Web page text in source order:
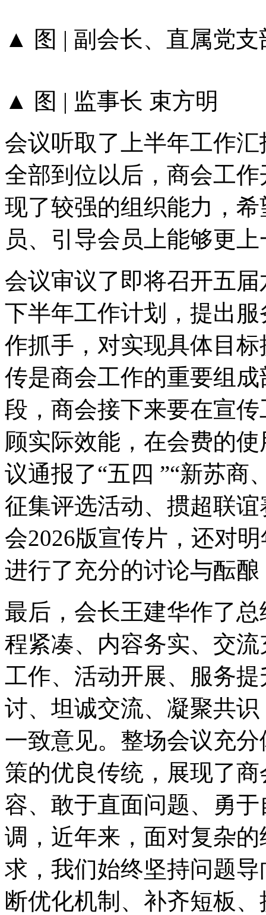
▲ 图 | 副会长、直属党支
▲ 图 | 监事长 束方明
会议听取了上半年工作
全部到位以后，商会工
现了较强的组织能力，
员、引导会员上能够更
会议审议了即将召开五
下半年工作计划，提出
作抓手，对实现具体目
传是商会工作的重要组
段，商会接下来要在宣
顾实际效能，在会费的
议通报了“五四 ”“新苏商
征集评选活动、掼超联
会2026版宣传片，还对
进行了充分的讨论与酝
最后，会长王建华作了
程紧凑、内容务实、交
工作、活动开展、服务
讨、坦诚交流、凝聚共
一致意见。整场会议充
策的优良传统，展现了
容、敢于直面问题、勇
调，近年来，面对复杂
求，我们始终坚持问题
断优化机制、补齐短板